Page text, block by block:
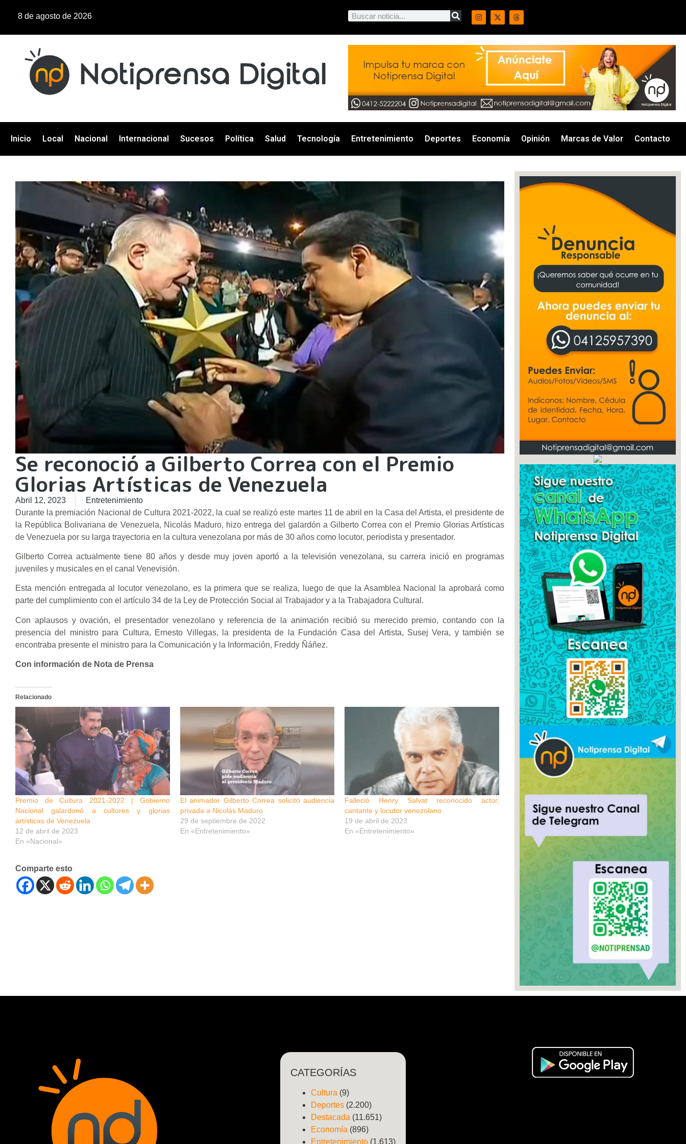
8 de agosto de 2026
Inicio Local Nacional Internacional Sucesos Política Salud Tecnología Entretenimiento Deportes Economía Opinión Marcas de Valor Contacto
Se reconoció a Gilberto Correa con el Premio
Glorias Artísticas de Venezuela
Abril 12, 2023
Entretenimiento
Durante la premiación Nacional de Cultura 2021-2022, la cual se realizó este martes 11 de abril en la Casa del Artista, el presidente de
la República Bolivariana de Venezuela, Nicolás Maduro, hizo entrega del galardón a Gilberto Correa con el Premio Glorias Artísticas
de Venezuela por su larga trayectoria en la cultura venezolana por más de 30 años como locutor, periodista y presentador.
Gilberto Correa actualmente tiene 80 años y desde muy joven aportó a la televisión venezolana, su carrera inició en programas
juveniles y musicales en el canal Venevisión.
Esta mención entregada al locutor venezolano, es la primera que se realiza, luego de que la Asamblea Nacional la aprobará como
parte del cumplimiento con el artículo 34 de la Ley de Protección Social al Trabajador y a la Trabajadora Cultural.
Con aplausos y ovación, el presentador venezolano y referencia de la animación recibió su merecido premio, contando con la
presencia del ministro para Cultura, Ernesto Villegas, la presidenta de la Fundación Casa del Artista, Susej Vera, y también se
encontraba presente el ministro para la Comunicación y la Información, Freddy Ñáñez.
Con información de Nota de Prensa
Relacionado
Premio de Cultura 2021-2022 | Gobierno
Nacional galardonó a cultores y glorias
artísticas de Venezuela
12 de abril de 2023
En «Nacional»
El animador Gilberto Correa solicitó audiencia
privada a Nicolás Maduro
29 de septiembre de 2022
En «Entretenimiento»
Falleció Henry Salvat reconocido actor,
cantante y locutor venezolano
19 de abril de 2023
En «Entretenimiento»
Comparte esto
CATEGORÍAS
Cultura(9)
Deportes(2.200)
Destacada(11.651)
Economía(896)
Entretenimiento(1.613)